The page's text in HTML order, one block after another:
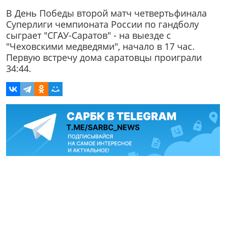
В День Победы второй матч четвертьфинала
Суперлиги чемпионата России по гандболу
сыграет "СГАУ-Саратов" - на выезде с
"Чеховскими медведями", начало в 17 час.
Первую встречу дома саратовцы проиграли
34:44.